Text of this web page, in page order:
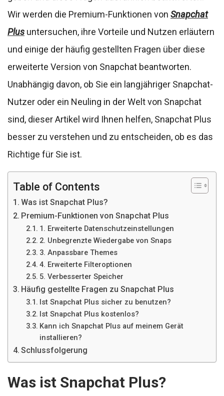
Wir werden die Premium-Funktionen von Snapchat
Plus untersuchen, ihre Vorteile und Nutzen erläutern
und einige der häufig gestellten Fragen über diese
erweiterte Version von Snapchat beantworten.
Unabhängig davon, ob Sie ein langjähriger Snapchat-
Nutzer oder ein Neuling in der Welt von Snapchat
sind, dieser Artikel wird Ihnen helfen, Snapchat Plus
besser zu verstehen und zu entscheiden, ob es das
Richtige für Sie ist.
Table of Contents
Was ist Snapchat Plus?
Premium-Funktionen von Snapchat Plus
1. Erweiterte Datenschutzeinstellungen
2. Unbegrenzte Wiedergabe von Snaps
3. Anpassbare Themes
4. Erweiterte Filteroptionen
5. Verbesserter Speicher
Häufig gestellte Fragen zu Snapchat Plus
Ist Snapchat Plus sicher zu benutzen?
Ist Snapchat Plus kostenlos?
Kann ich Snapchat Plus auf meinem Gerät
installieren?
Schlussfolgerung
Was ist Snapchat Plus?